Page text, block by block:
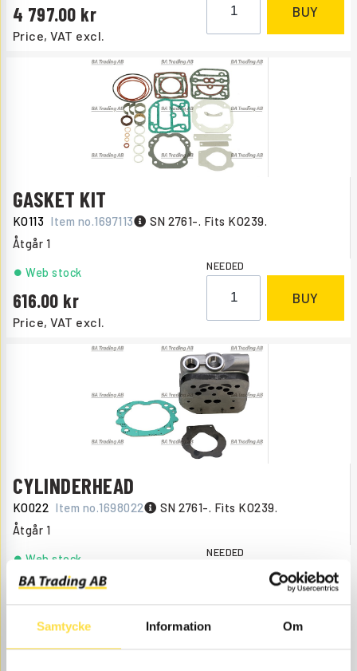
Samtycke Information Om
Price, VAT excl.
4 797.00 BUY
GASKET KIT
KO113 Item no. 1697113 SN 2761-. Fits KO239.
Åtgår 1
Price, VAT excl.
616.00
Web stock NEEDED
BUY
CYLINDERHEAD
KO022 Item no.1698022 SN 2761-. Fits KO239.
Åtgår 1
Price, VAT excl.
1 834.00
Web stock NEEDED
BUY